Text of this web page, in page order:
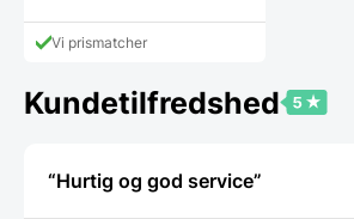
Vi prismatcher
Kundetilfredshed
“Hurtig og god service”